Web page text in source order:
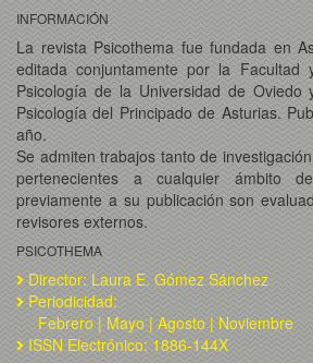
INFORMACIÓN
La revista Psicothema fue fundada en
editada conjuntamente por la Facultad
Psicología de la Universidad de Oviedo
Psicología del Principado de Asturias.
año.
Se admiten trabajos tanto de
pertenecientes a cualquier ámbito
previamente a su publicación son
revisores externos.
PSICOTHEMA
Director: Laura E. Gómez Sánchez
Periodicidad:
Febrero | Mayo | Agosto | Noviembre
ISSN Electrónico: 1886-144X